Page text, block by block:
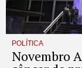
POLÍTICA
Novembro